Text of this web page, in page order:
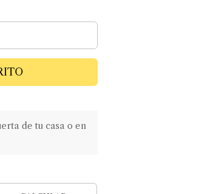
de tu casa o en